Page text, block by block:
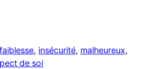
faiblesse, insécurité, malheureux
de soi